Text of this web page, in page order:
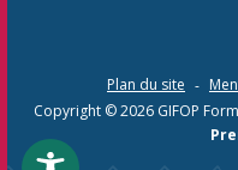
Plan du site
Copyright © 2026 GIFOP